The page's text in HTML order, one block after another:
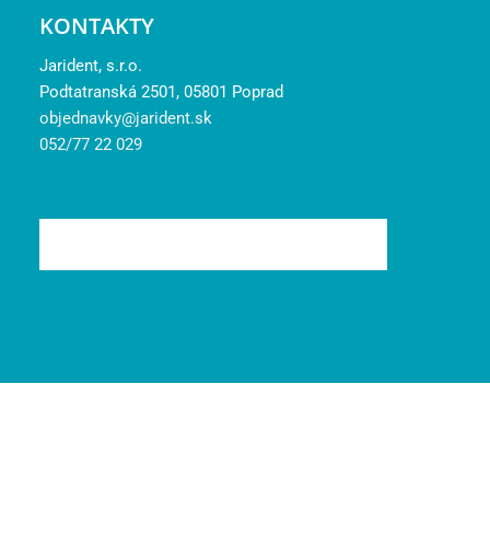
KONTAKTY
Jarident, s.r.o.
Podtatranská 2501, 05801 Poprad
objednavky@jarident.sk
052/77 22 029